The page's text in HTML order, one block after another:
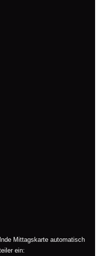
Mittagskarte automatisch
ein: